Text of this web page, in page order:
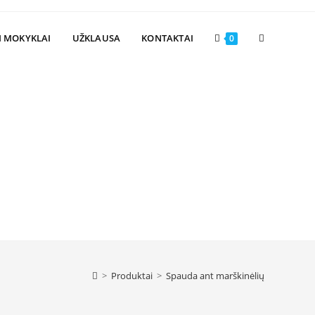
MOKYKLAI UŽKLAUSA KONTAKTAI 0 Toggle
> Produktai > Spauda ant marškinėlių